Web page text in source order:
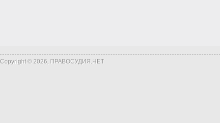
Copyright © 2026, ПРАВОСУДИЯ.НЕТ